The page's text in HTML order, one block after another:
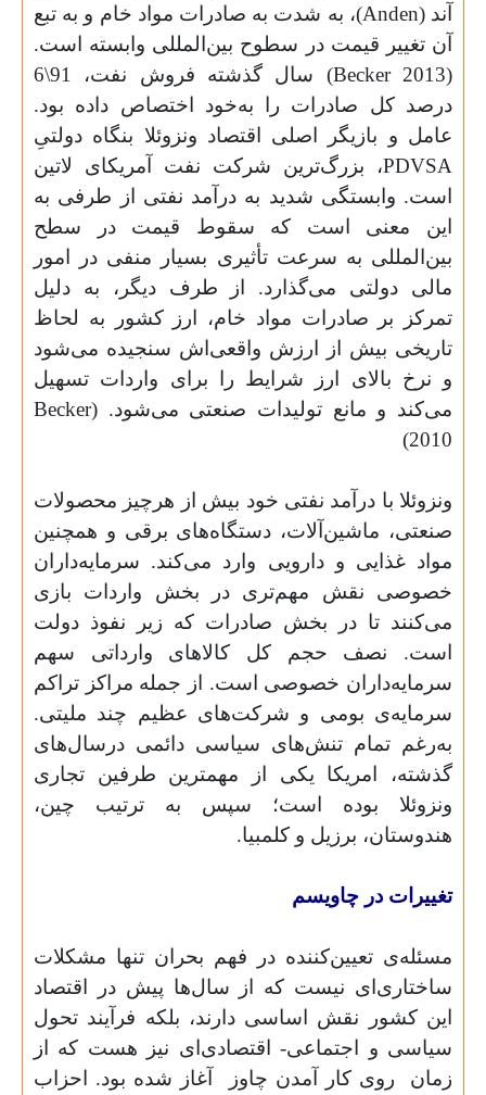
آند (Anden)، به شدت به صادرات مواد خام و به تبع
آن تغییر قیمت در سطوح بین‌المللی وابسته‌ است.
(
Becker 2013) سال گذشته فروش نفت، 91 \
6
درصد کل صادرات را به‌خود اختصاص داده بود.
عامل و بازیگر اصلی اقتصاد ونزوئلا بنگاه دولتیِ
PDVSA، بزرگ‌ترین شرکت نفت آمریکای لاتین
است. وابستگی شدید به درآمد نفتی از طرفی به
این معنی است که سقوط قیمت در سطح
بین‌المللی به سرعت تأثیری بسیار منفی در امور
مالی دولتی می‌گذارد. از طرف دیگر، به دلیل
تمرکز بر صادرات مواد خام، ارز کشور به لحاظ
تاریخی بیش از ارزش واقعی‌اش سنجیده می‌شود
و نرخ بالای ارز شرایط را برای واردات تسهیل
می‌کند و مانع تولیدات صنعتی می‌شود. (Becker
2010
)
ونزوئلا با درآمد نفتی خود بیش از هرچیز محصولات
صنعتی، ماشین‌آلات، دستگاه‌های برقی و همچنین
مواد غذایی و دارویی وارد می‌کند. سرمایه‌داران
خصوصی نقش مهم‌تری در بخش واردات بازی
می‌کنند تا در بخش صادرات که زیر نفوذ دولت
است. نصف حجم کل کالاهای وارداتی سهم
سرمایه‌داران خصوصی است. از جمله مراکز تراکم
سرمایه‌ی بومی و شرکت‌های عظیم چند ملیتی.
به‌‌رغم تمام تنش‌های سیاسی دائمی درسال‌های
گذشته، امریکا یکی از مهمترین طرفین تجاری
ونزوئلا بوده است؛ سپس به ترتیب چین،
هندوستان، برزیل و کلمبیا.
تغییرات در چاویسم
مسئله‌ی تعیین‌کننده در فهم بحران تنها مشکلات
ساختاری‌ای نیست که از سال‌ها پیش در اقتصاد
این کشور نقش اساسی دارند، بلکه فرآیند تحول
سیاسی و اجتماعی- اقتصادی‌ای نیز هست که از
زمان
روی کار آمدن چاوز
آغاز شده بود. احزاب